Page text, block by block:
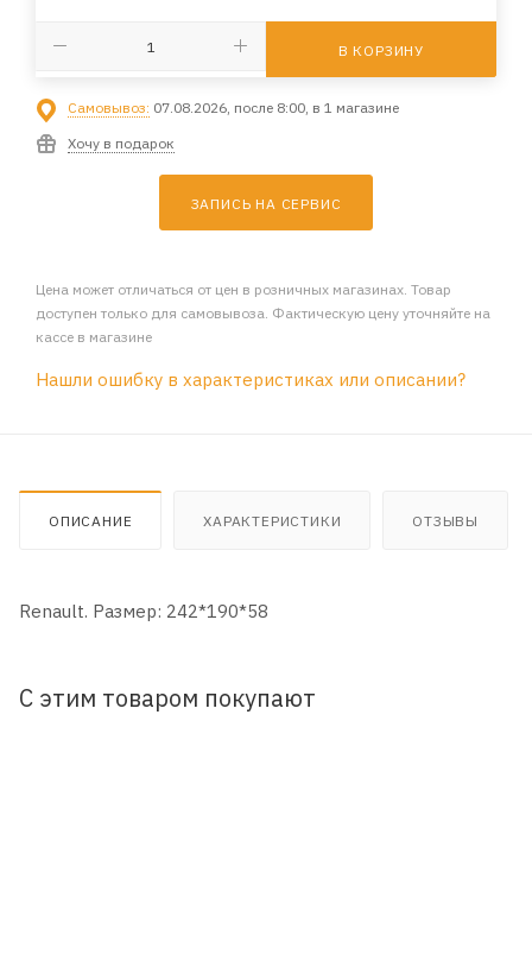
В КОРЗИНУ
Самовывоз: 07.08.2026, после 8:00, в 1 магазине
Хочу в подарок
ЗАПИСЬ НА СЕРВИС
Цена может отличаться от цен в розничных магазинах. Товар
доступен только для самовывоза. Фактическую цену уточняйте на
кассе в магазине
Нашли ошибку в характеристиках или описании?
ОПИСАНИЕ ХАРАКТЕРИСТИКИ ОТЗЫВЫ
Renault. Размер: 242*190*58
С этим товаром покупают